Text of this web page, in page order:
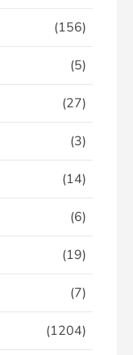
(156)
(5)
(27)
(3)
(14)
(6)
(19)
(7)
(1204)